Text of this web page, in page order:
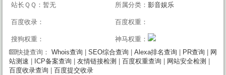
站长ＱＱ：暂无 所属分类： 影音娱乐
百度收录： 百度权重：
搜狗权重： 神马权重：
快捷查询： Whois查询 SEO综合查询 Alexa排名查询 PR查询
网
站测速
ICP备案查询 友情链接检测 百度权重查询 网站安全检测
百度收录查询
百度提交收录